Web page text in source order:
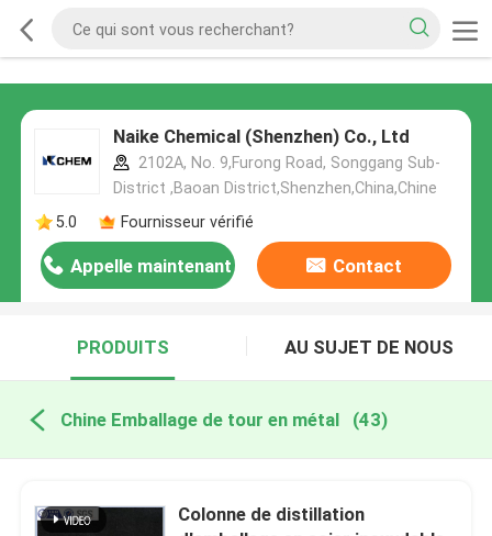
Naike Chemical (Shenzhen) Co., Ltd
2102A, No. 9,Furong Road, Songgang Sub-
District ,Baoan District,Shenzhen,China,Chine
5.0
Fournisseur vérifié
Appelle maintenant Contact
PRODUITS AU SUJET DE NOUS
Chine Emballage de tour en métal (43)
Colonne de distillation